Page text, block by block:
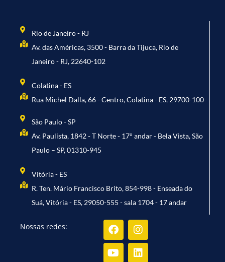
Rio de Janeiro - RJ
Av. das Américas, 3500 - Barra da Tijuca, Rio de
Janeiro - RJ, 22640-102
Colatina - ES
Rua Michel Dalla, 66 - Centro, Colatina - ES, 29700-100
São Paulo - SP
Av. Paulista, 1842 - T Norte - 17° andar - Bela Vista, São
Paulo – SP, 01310-945
Vitória - ES
R. Ten. Mário Francisco Brito, 854-998 - Enseada do
Suá, Vitória - ES, 29050-555 - sala 1704 - 17 andar
Nossas redes: FacebookInstagram
YoutubeLinkedin